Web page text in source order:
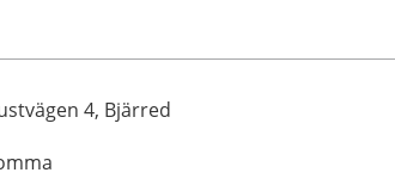
4, Bjärred